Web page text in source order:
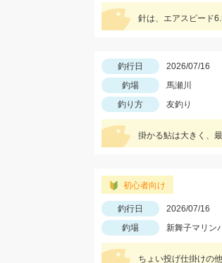
針は、エアスピード
釣行日 2026/07/16
釣場
馬瀬川
釣り方
友釣り
掛かる鮎は大きく、
初心者向け
釣行日 2026/07/16
釣場
新舞子マリン
ちょい投げ仕掛けの